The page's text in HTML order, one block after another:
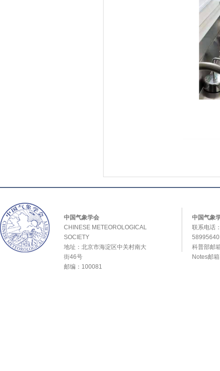
中国气象学会
CHINESE METEOROLOGICAL
SOCIETY
地址：北京市海淀区中关村南大
街46号
邮编：100081
中国气象
联系电话
科普部邮
Notes邮